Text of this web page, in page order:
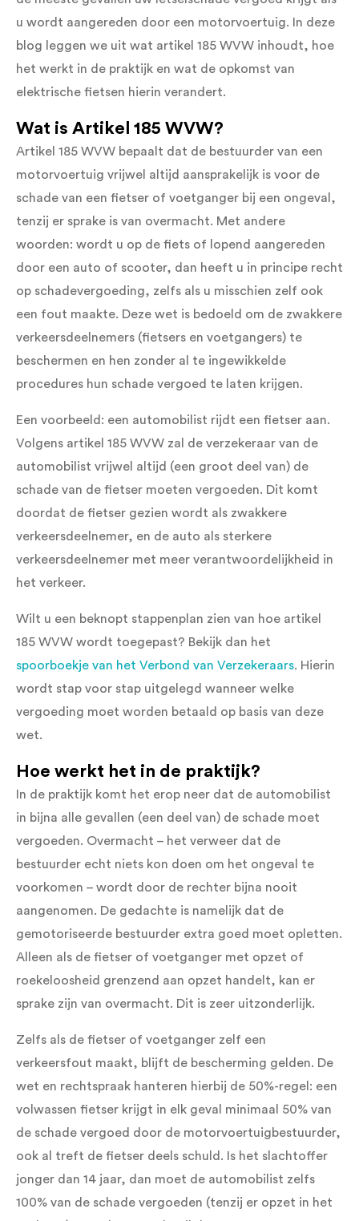
u wordt aangereden door een motorvoertuig. In deze
blog leggen we uit wat artikel 185 WVW inhoudt, hoe
het werkt in de praktijk en wat de opkomst van
elektrische fietsen hierin verandert.
Wat is Artikel 185 WVW?
Artikel 185 WVW bepaalt dat de bestuurder van een
motorvoertuig vrijwel altijd aansprakelijk is voor de
schade van een fietser of voetganger bij een ongeval,
tenzij er sprake is van overmacht. Met andere
woorden: wordt u op de fiets of lopend aangereden
door een auto of scooter, dan heeft u in principe recht
op schadevergoeding, zelfs als u misschien zelf ook
een fout maakte. Deze wet is bedoeld om de zwakkere
verkeersdeelnemers (fietsers en voetgangers) te
beschermen en hen zonder al te ingewikkelde
procedures hun schade vergoed te laten krijgen.
Een voorbeeld: een automobilist rijdt een fietser aan.
Volgens artikel 185 WVW zal de verzekeraar van de
automobilist vrijwel altijd (een groot deel van) de
schade van de fietser moeten vergoeden. Dit komt
doordat de fietser gezien wordt als zwakkere
verkeersdeelnemer, en de auto als sterkere
verkeersdeelnemer met meer verantwoordelijkheid in
het verkeer.
Wilt u een beknopt stappenplan zien van hoe artikel
185 WVW wordt toegepast? Bekijk dan het
spoorboekje van het Verbond van Verzekeraars. Hierin
wordt stap voor stap uitgelegd wanneer welke
vergoeding moet worden betaald op basis van deze
wet.
Hoe werkt het in de praktijk?
In de praktijk komt het erop neer dat de automobilist
in bijna alle gevallen (een deel van) de schade moet
vergoeden. Overmacht – het verweer dat de
bestuurder echt niets kon doen om het ongeval te
voorkomen – wordt door de rechter bijna nooit
aangenomen. De gedachte is namelijk dat de
gemotoriseerde bestuurder extra goed moet opletten.
Alleen als de fietser of voetganger met opzet of
roekeloosheid grenzend aan opzet handelt, kan er
sprake zijn van overmacht. Dit is zeer uitzonderlijk.
Zelfs als de fietser of voetganger zelf een
verkeersfout maakt, blijft de bescherming gelden. De
wet en rechtspraak hanteren hierbij de 50%-regel: een
volwassen fietser krijgt in elk geval minimaal 50% van
de schade vergoed door de motorvoertuigbestuurder,
ook al treft de fietser deels schuld. Is het slachtoffer
jonger dan 14 jaar, dan moet de automobilist zelfs
100% van de schade vergoeden (tenzij er opzet in het